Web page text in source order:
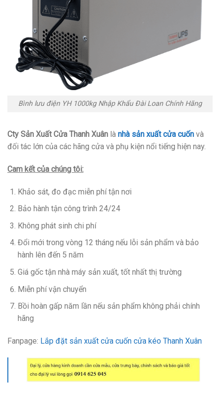
Bình lưu điện YH 1000kg Nhập Khẩu Đài Loan Chính Hãng
Cty Sản Xuất Cửa Thanh Xuân là nhà sản xuất cửa cuốn và
đối tác lớn của các hãng cửa và phụ kiện nổi tiếng hiện nay.
Cam kết của chúng tôi:
Khảo sát, đo đạc miễn phí tận nơi
Bảo hành tận công trình 24/24
Không phát sinh chi phí
Đổi mới trong vòng 12 tháng nếu lỗi sản phẩm và bảo
hành lên đến 5 năm
Giá gốc tận nhà máy sản xuất, tốt nhất thị trường
Miễn phí vận chuyển
Bồi hoàn gấp năm lần nếu sản phẩm không phải chính
hãng
Fanpage: Lắp đặt sản xuất cửa cuốn cửa kéo Thanh Xuân